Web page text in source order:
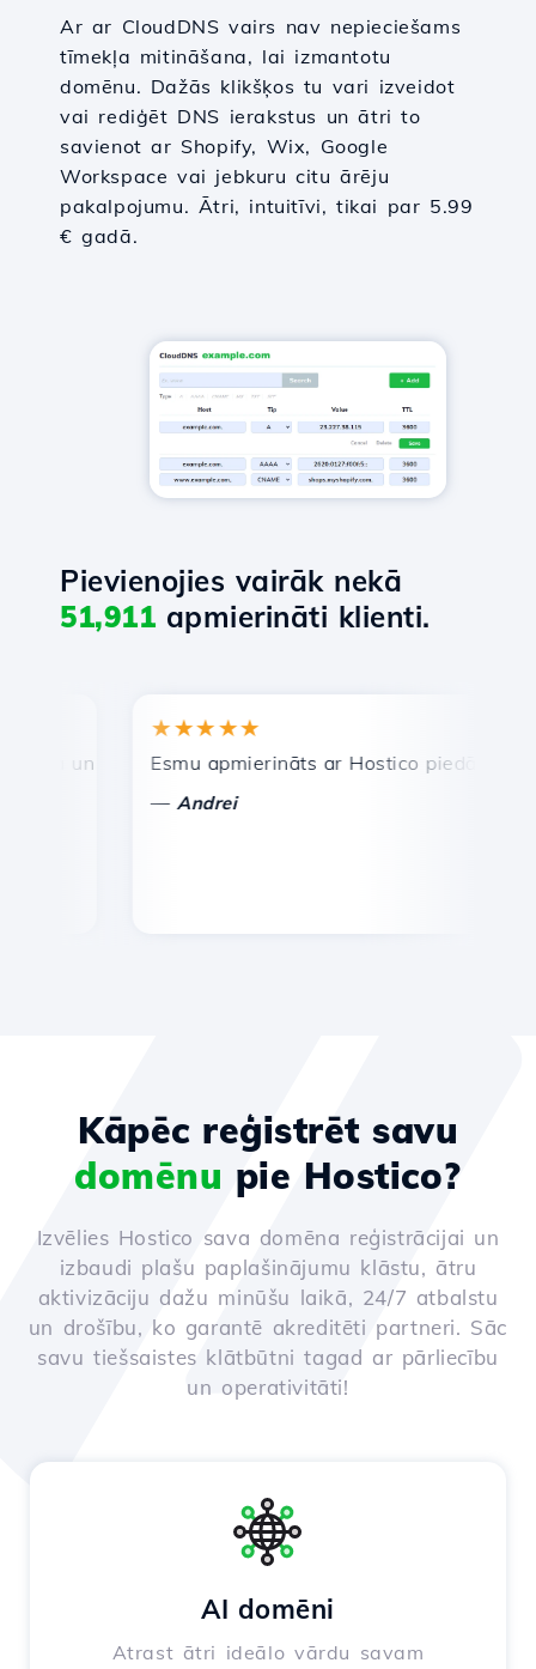
Ar ar CloudDNS vairs nav nepieciešams
tīmekļa mitināšana, lai izmantotu
domēnu. Dažās klikšķos tu vari izveidot
vai rediģēt DNS ierakstus un ātri to
savienot ar Shopify, Wix, Google
Workspace vai jebkuru citu ārēju
pakalpojumu. Ātri, intuitīvi, tikai par 5.99
€ gadā.
Pievienojies vairāk nekā
51,911 apmierināti klienti.
un efektīva tehniskā atbalsta dienests.
★★★★★
Esmu apmierināts ar Hostico piedāvātajiem
Andrei
Kāpēc reģistrēt savu
domēnu pie Hostico?
Izvēlies Hostico sava domēna reģistrācijai un
izbaudi plašu paplašinājumu klāstu, ātru
aktivizāciju dažu minūšu laikā, 24/7 atbalstu
un drošību, ko garantē akreditēti partneri. Sāc
savu tiešsaistes klātbūtni tagad ar pārliecību
un operativitāti!
AI domēni
Atrast ātri ideālo vārdu savam